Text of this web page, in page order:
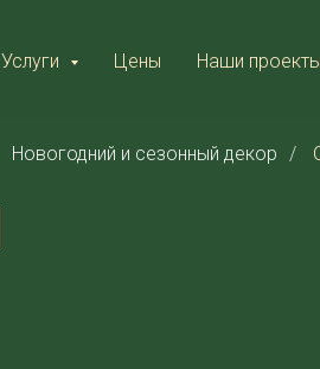
Услуги Цены Наши проекты
Новогодний и сезонный декор /